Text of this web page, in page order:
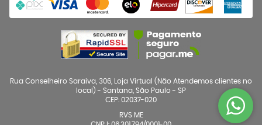
Rua Conselheiro Saraiva, 306, Loja Virtual (Não Atendemos clientes no
local) - Santana, São Paulo - SP
CEP: 02037-020
RVS ME